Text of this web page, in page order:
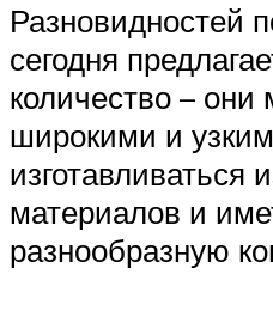
Разновидностей
сегодня
количество – они
широкими и
изготавливаться
материалов и
разнообразную